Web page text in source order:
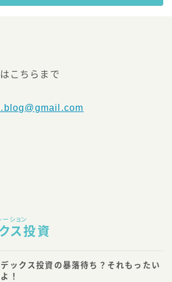
こちらまで
ーション
ス投資
ックス投資の暴落待ち？それもったい
！